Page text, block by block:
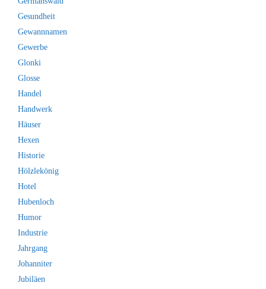
Gesundheit
Gewannnamen
Gewerbe
Glonki
Glosse
Handel
Handwerk
Häuser
Hexen
Historie
Hölzlekönig
Hotel
Hubenloch
Humor
Industrie
Jahrgang
Johanniter
Jubiläen